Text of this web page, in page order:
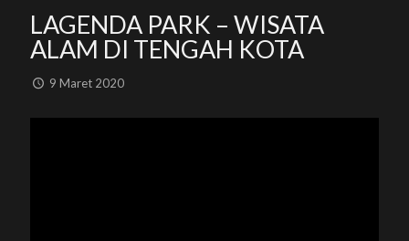
LAGENDA PARK – WISATA
ALAM DI TENGAH KOTA
9 Maret 2020